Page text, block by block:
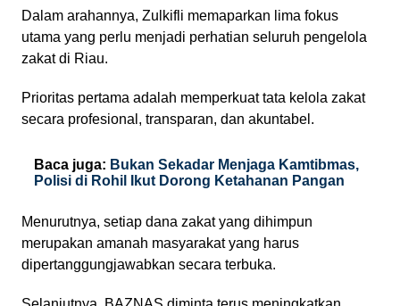
Dalam arahannya, Zulkifli memaparkan lima fokus
utama yang perlu menjadi perhatian seluruh pengelola
zakat di Riau.
Prioritas pertama adalah memperkuat tata kelola zakat
secara profesional, transparan, dan akuntabel.
Baca juga: Bukan Sekadar Menjaga Kamtibmas,
Polisi di Rohil Ikut Dorong Ketahanan Pangan
Menurutnya, setiap dana zakat yang dihimpun
merupakan amanah masyarakat yang harus
dipertanggungjawabkan secara terbuka.